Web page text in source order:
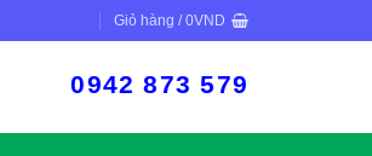
Giỏ hàng /0VND
0942 873 579